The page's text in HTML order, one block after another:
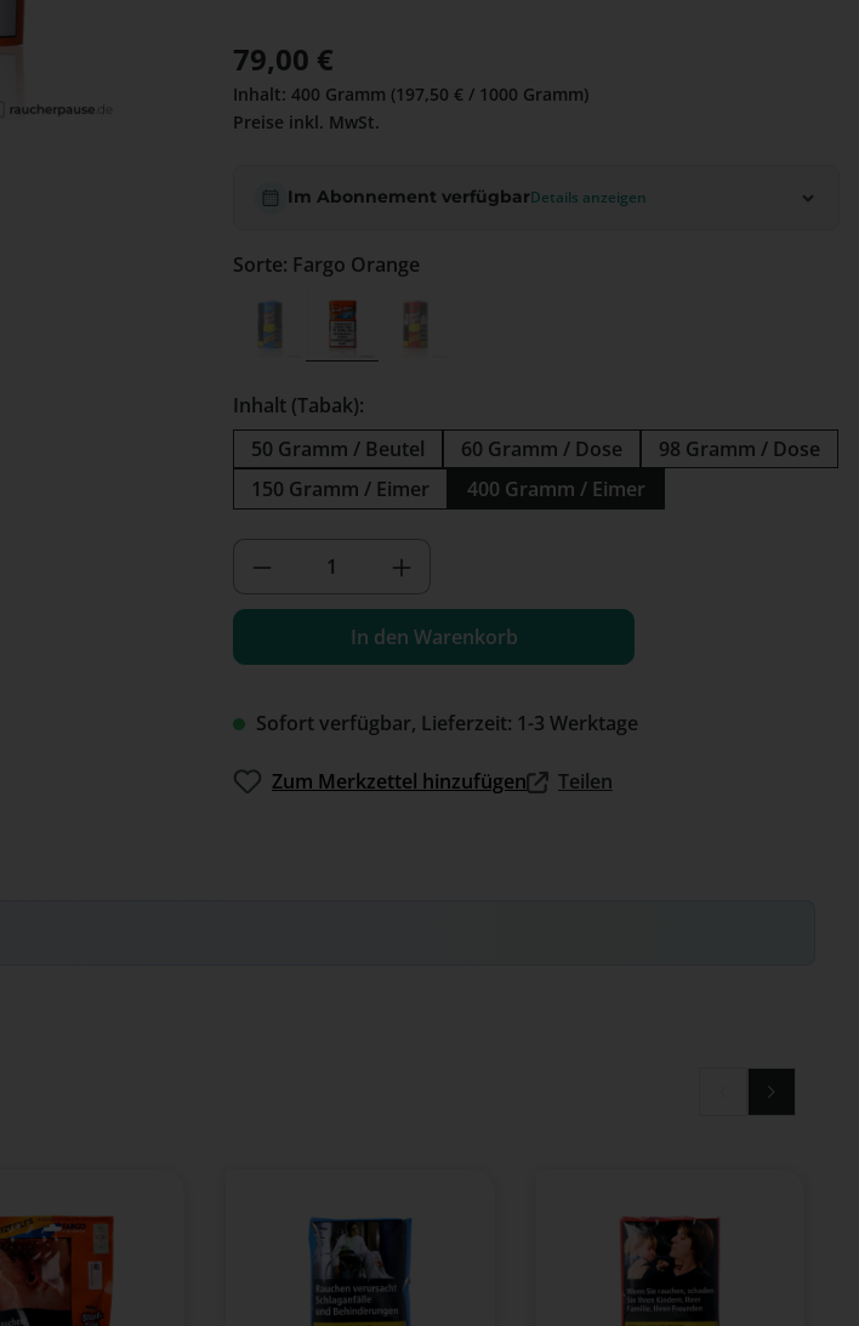
Regulärer Preis:
79,00 €
Inhalt: 400 Gramm (197,50 € / 1000 Gramm)
Preise inkl. MwSt.
Im Abonnement verfügbarDetails anzeigen
Sofort verfügbar, Lieferzeit: 1-3 Werktage
Sorte: Fargo Orange
Fargo Blau
(Diese Option ist zurzeit nicht verfügbar.)
Fargo Orange
Inhalt (Tabak):
50 Gramm / Beutel
60 Gramm / Dose
98 Gramm / Dose
150 Gramm / Eimer
400 Gramm / Eimer
Produkt Anzahl: Gib den gewünschten
In den Warenkorb
Zum Merkzettel hinzufügen Teilen